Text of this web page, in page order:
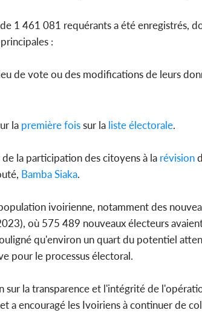
1 461 081 requérants a été enregistrés,
:
de vote ou des modifications de leurs
la première foissur la liste électorale.
la participation des citoyens à la révision
Bamba Siaka.
ivoirienne, notamment des
où 575 489 nouveaux électeurs
qu'environ un quart du potentiel
pour le processus électoral.
sur la transparence et l'intégrité de
a encouragé les Ivoiriens à continuer de